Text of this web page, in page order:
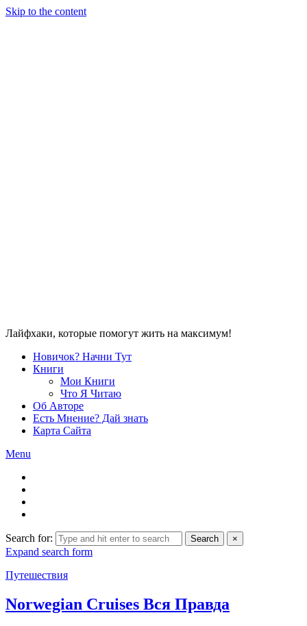
Skip to the content
Лайфхаки, которые помогут жить на максимум!
Новичок? Начни Тут
Книги
Мои Книги
Что Я Читаю
Об Авторе
Есть Мнение? Дай знать
Карта Сайта
Menu
Search for: Search ×
Expand search form
Путешествия
Norwegian Cruises Вся Правда